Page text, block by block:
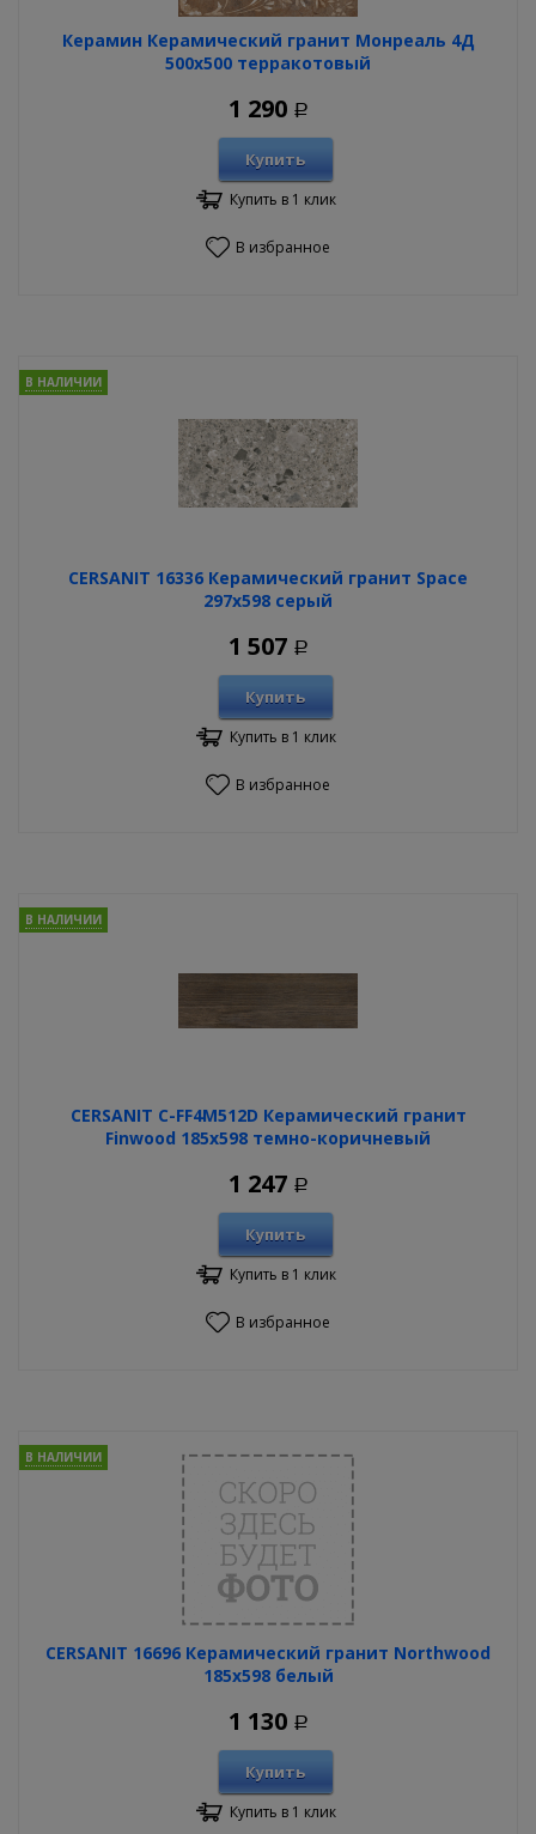
Керамин Керамический гранит Монреаль 4Д
500х500 терракотовый
1 290 Р
Купить
Купить в 1 клик
В избранное
CERSANIT 16336 Керамический гранит Space
297х598 серый
В НАЛИЧИИ
1 507 Р
Купить
Купить в 1 клик
В избранное
CERSANIT C-FF4M512D Керамический гранит
Finwood 185х598 темно-коричневый
В НАЛИЧИИ
1 247 Р
Купить
Купить в 1 клик
В избранное
CERSANIT 16696 Керамический гранит Northwood
185х598 белый
В НАЛИЧИИ
1 130 Р
Купить
Купить в 1 клик